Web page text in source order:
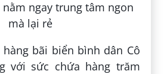
bãi biển bình dân Cô
với sức chứa hàng trăm